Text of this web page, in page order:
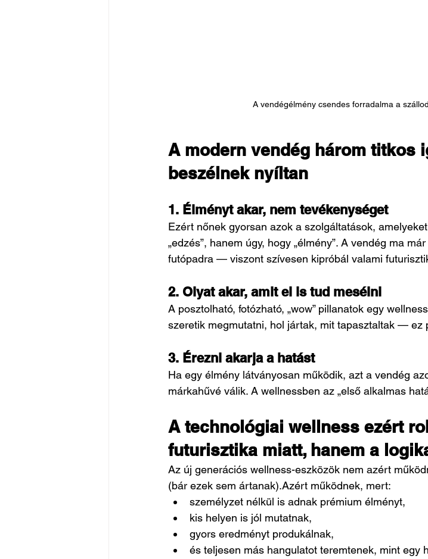
A vendégélmény csendes forradalma a
A modern vendég három titkos
beszélnek nyíltan
1. Élményt akar, nem tevékenységet
Ezért nőnek gyorsan azok a szolgáltatások,
„edzés”, hanem úgy, hogy „élmény”. A vendég ma
futópadra — viszont szívesen kipróbál valami
2. Olyat akar, amit el is tud mesélni
A posztolható, fotózható, „wow” pillanatok egy
szeretik megmutatni, hol jártak, mit tapasztaltak — ez
3. Érezni akarja a hatást
Ha egy élmény látványosan működik, azt a vendég
márkahűvé válik. A wellnessben az „első alkalmas
A technológiai wellness ezért
futurisztika miatt, hanem a
Az új generációs wellness-eszközök nem azért
(bár ezek sem ártanak).Azért működnek, mert:
személyzet nélkül is adnak prémium élményt,
kis helyen is jól mutatnak,
gyors eredményt produkálnak,
és teljesen más hangulatot teremtenek, mint egy